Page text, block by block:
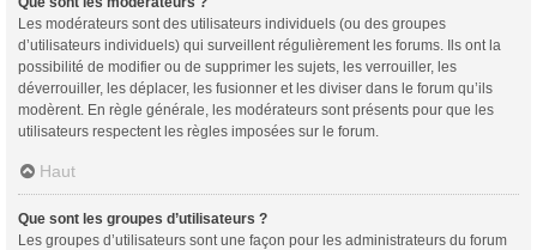
Les modérateurs sont des utilisateurs individuels (ou des groupes
d’utilisateurs individuels) qui surveillent régulièrement les forums. Ils ont la
possibilité de modifier ou de supprimer les sujets, les verrouiller, les
déverrouiller, les déplacer, les fusionner et les diviser dans le forum qu’ils
modèrent. En règle générale, les modérateurs sont présents pour que les
utilisateurs respectent les règles imposées sur le forum.
Haut
Que sont les groupes d’utilisateurs ?
Les groupes d’utilisateurs sont une façon pour les administrateurs du forum